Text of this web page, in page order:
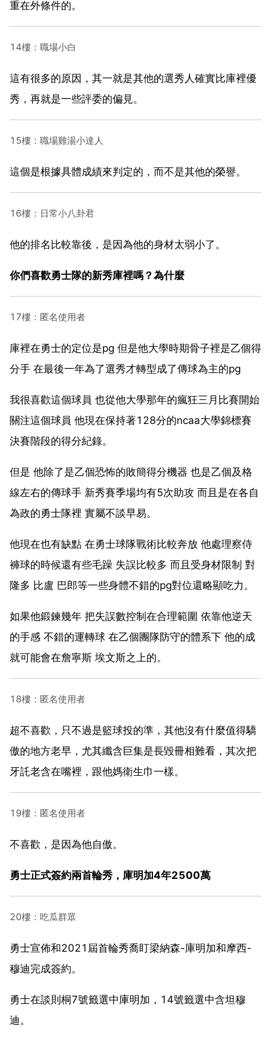
重在外條件的。
14樓：職場小白
這有很多的原因，其一就是其他的選秀人確實比庫裡優
秀，再就是一些評委的偏見。
15樓：職場雞湯小達人
這個是根據具體成績來判定的，而不是其他的榮譽。
16樓：日常小八卦君
他的排名比較靠後，是因為他的身材太弱小了。
你們喜歡勇士隊的新秀庫裡嗎？為什麼
17樓：匿名使用者
庫裡在勇士的定位是pg 但是他大學時期骨子裡是乙個得
分手 在最後一年為了選秀才轉型成了傳球為主的pg
我很喜歡這個球員 也從他大學那年的瘋狂三月比賽開始
關注這個球員 他現在保持著128分的ncaa大學錦標賽
決賽階段的得分紀錄。
但是 他除了是乙個恐怖的敗簡得分機器 也是乙個及格
線左右的傳球手 新秀賽季場均有5次助攻 而且是在各自
為政的勇士隊裡 實屬不談早易。
他現在也有缺點 在勇士球隊戰術比較奔放 他處理察侍
褲球的時候還有些毛躁 失誤比較多 而且受身材限制 對
隆多 比盧 巴郎等一些身體不錯的pg對位還略顯吃力。
如果他鍛鍊幾年 把失誤數控制在合理範圍 依靠他逆天
的手感 不錯的運轉球 在乙個團隊防守的體系下 他的成
就可能會在詹寧斯 埃文斯之上的。
18樓：匿名使用者
超不喜歡，只不過是籃球投的準，其他沒有什麼值得驕
傲的地方老早，尤其纖含巨集是長毀冊相難看，其次把
牙託老含在嘴裡，跟他媽衛生巾一樣。
19樓：匿名使用者
不喜歡，是因為他自傲。
勇士正式簽約兩首輪秀，庫明加4年2500萬
20樓：吃瓜群眾
勇士宣佈和2021屆首輪秀喬盯梁納森-庫明加和摩西-
穆迪完成簽約。
勇士在談則桐7號籤選中庫明加，14號籤選中含坦穆
迪。